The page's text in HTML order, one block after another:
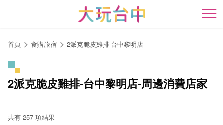
開
首頁 食購旅宿 2派克脆皮雞排-台中黎明店
2派克脆皮雞排-台中黎明店-周邊消費店家
共有 257 項結果